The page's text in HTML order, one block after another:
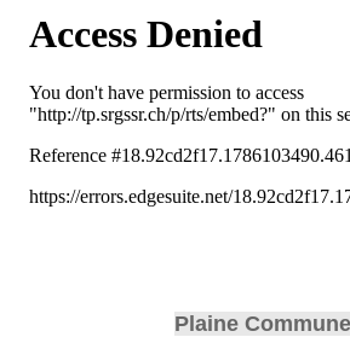
Plaine